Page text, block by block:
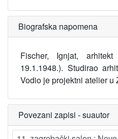
Biografska napomena
Fischer, Ignjat,
19.1.1948.). Studirao
Vodio je projektni atelier u
Povezani zapisi - suautor